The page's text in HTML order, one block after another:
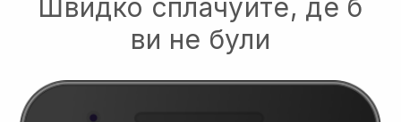
Швидко сплачуйте, де б
ви не були